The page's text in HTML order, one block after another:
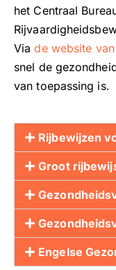
het Centraal
Viade website van
snel de
van toepassing is.
Rijbewijzen
Groot
Engelse